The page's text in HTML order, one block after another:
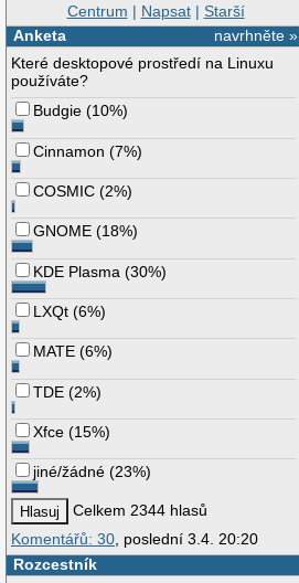
Centrum | Napsat| Starší
navrhněte »
Anketa
Které desktopové prostředí na Linuxu
používáte?
Budgie (10%)
Cinnamon (7%)
COSMIC (2%)
GNOME (18%)
KDE Plasma (30%)
LXQt (6%)
MATE (6%)
TDE (2%)
Xfce (15%)
jiné/žádné (23%)
Celkem 2344 hlasů
Komentářů: 30 , poslední 3.4. 20:20
Rozcestník